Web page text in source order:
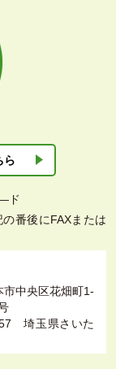
ら
ド
番後にFAXまたは
中央区花畑町1-
埼玉県さいた